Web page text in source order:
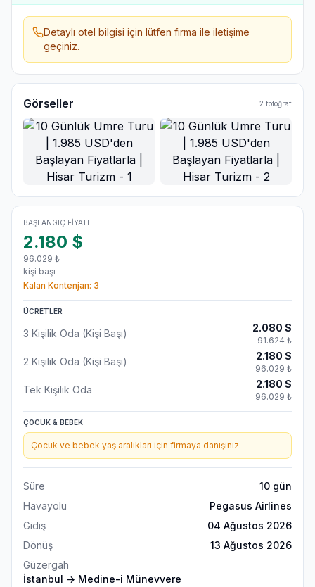
Detaylı otel bilgisi için lütfen firma ile iletişime
geçiniz.
Görseller 2 fotoğraf
BAŞLANGIÇ FIYATI
2.180 $
96.029 ₺
kişi başı
Kalan Kontenjan: 3
ÜCRETLER
3 Kişilik Oda (Kişi Başı) 2.080 $
91.624 ₺
2 Kişilik Oda (Kişi Başı) 2.180 $
96.029 ₺
Tek Kişilik Oda 2.180 $
96.029 ₺
ÇOCUK & BEBEK
Çocuk ve bebek yaş aralıkları için firmaya danışınız.
Süre 10 gün
Havayolu
Pegasus Airlines
Gidiş
04 Ağustos 2026
Dönüş
13 Ağustos 2026
Güzergah
İstanbul → Medine-i Münevvere